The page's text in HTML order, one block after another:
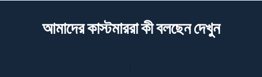
আমাদের কাস্টমাররা কী বলছেন দেখুন